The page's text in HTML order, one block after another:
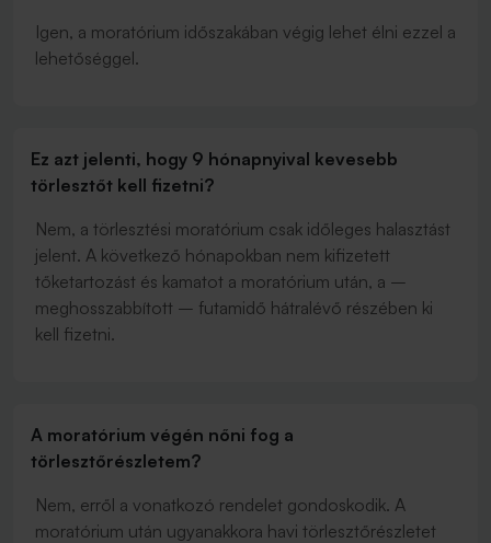
Igen, a moratórium időszakában végig lehet élni ezzel a
lehetőséggel.
Ez azt jelenti, hogy 9 hónapnyival kevesebb
törlesztőt kell fizetni?
Nem, a törlesztési moratórium csak időleges halasztást
jelent. A következő hónapokban nem kifizetett
tőketartozást és kamatot a moratórium után, a –
meghosszabbított – futamidő hátralévő részében ki
kell fizetni.
A moratórium végén nőni fog a
törlesztőrészletem?
Nem, erről a vonatkozó rendelet gondoskodik. A
moratórium után ugyanakkora havi törlesztőrészletet